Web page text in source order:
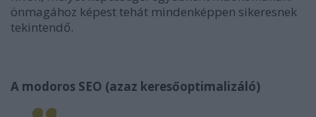
önmagához képest tehát mindenképpen sikeresnek
tekintendő.
A modoros SEO (azaz keresőoptimalizáló)